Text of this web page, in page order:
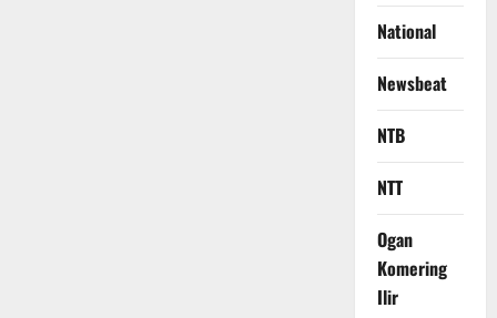
National
Newsbeat
NTB
NTT
Ogan
Komering
Ilir